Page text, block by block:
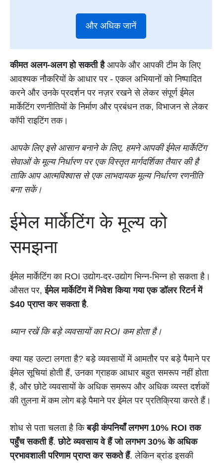
और अधिक जानें
कीमत अलग-अलग हो सकती हैआपके और आपकी टीम के लिए
आवश्यक नौकरियों के आधार पर - एकल अभियानों को निष्पादित
करने और उनके प्रदर्शन पर नज़र रखने से लेकर संपूर्ण ईमेल
मार्केटिंग रणनीतियों के निर्माण और प्रबंधन तक, विभाजन से लेकर
कॉपी राइटिंग तक।
आपके लिए इसे आसान बनाने के लिए, हमने आपकी ईमेल मार्केटिंग
सेवाओं के मूल्य निर्धारण पर एक विस्तृत मार्गदर्शिका तैयार की है
ताकि आप आत्मविश्वास से एक लाभदायक मूल्य निर्धारण रणनीति
बना सकें।
ईमेल मार्केटिंग के मूल्य को
समझना
ईमेल मार्केटिंग का ROI उद्योग-दर-उद्योग भिन्न-भिन्न हो सकता है।
औसत पर,ईमेल मार्केटिंग में निवेश किया गया एक डॉलर रिटर्न में
$40 प्राप्त कर सकता है.
ध्यान रखें कि बड़े व्यवसायों का ROI कम होता है।
क्या यह उल्टा लगता है? बड़े व्यवसायों में आमतौर पर बड़े पैमाने पर
ईमेल सूचियां होती हैं, उनका ग्राहक आधार बहुत समरूप नहीं होता
है, और छोटे व्यवसायों के अधिक समरूप और अधिक व्यस्त दर्शकों
की तुलना में कम लोग बड़े पैमाने पर ईमेल पर प्रतिक्रिया करते हैं।
शोध से पता चलता है किबड़ी कंपनियाँ लगभग 10% ROI तक
पहुँच सकती हैं.छोटे व्यवसाय वे हैं जो लगभग 30% के अधिक
प्रभावशाली परिणाम प्राप्त कर सकते हैं. लेकिन ब्रांड इसकी